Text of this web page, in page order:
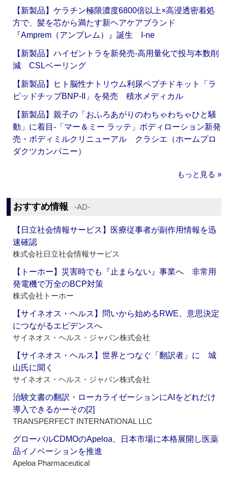
【新製品】ケラチン極限濃度6800倍以上×高浸透密着処
方で、髪を芯から満たす新ヘアケアブランド
『Amprem（アンプレム）』誕生 I-ne
【新製品】ハイゼントラを新発売‐高用量化で投与本数削
減 CSLベーリング
【新製品】ヒト脳性ナトリウム利尿ペプチドキット「ラ
ピッドチップBNP-II」を発売 積水メディカル
【新製品】親子の「おふろあがりのわちゃわちゃひと騒
動」に着目‐「マー＆ミー ラッテ」ボディローション新発
売・ボディミルクリニューアル クラシエ（ホームプロ
ダクツカンパニー）
もっと見る »
おすすめ情報 ‐AD‐
【日立社会情報サービス】医療従事者が副作用情報を迅
速確認
株式会社日立社会情報サービス
【トーホー】災害時でも『止まらない』事業へ 非常用
発電機で万全のBCP対策
株式会社トーホー
【サイネオス・ヘルス】問いから始めるRWE、意思決定
につながるエビデンスへ
サイネオス・ヘルス・ジャパン株式会社
【サイネオス・ヘルス】世界とつなぐ「翻訳者」に 城
山氏に聞く
サイネオス・ヘルス・ジャパン株式会社
治験文書の翻訳・ローカライゼーションにAIをどれだけ
導入できるかーその[2]
TRANSPERFECT INTERNATIONAL LLC
グローバルCDMOのApeloa、日本市場に本格展開し医薬
品イノベーションを推進
Apeloa Pharmaceutical